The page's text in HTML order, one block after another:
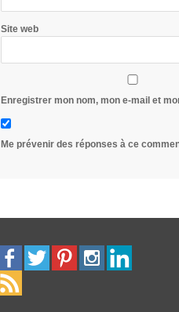
Site web
Enregistrer mon nom, mon e-mail et
Me prévenir des réponses à ce